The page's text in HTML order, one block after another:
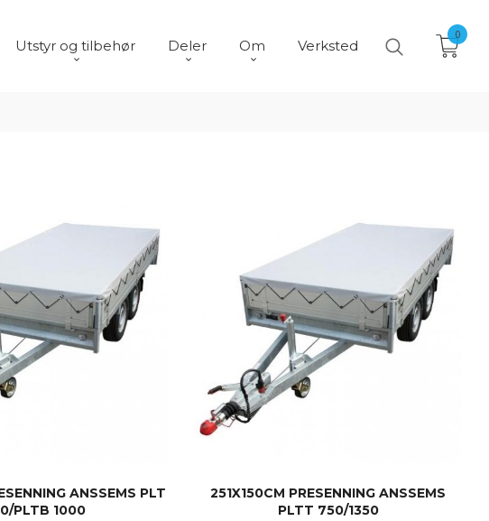
Utstyr og tilbehør Deler Om Verksted
0
ANSSEMS PLT
PLTB 1000
251X150CM PRESENNING ANSSEMS
PLTT 750/1350